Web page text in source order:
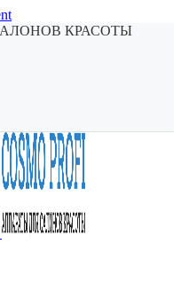
КРАСОТЫ